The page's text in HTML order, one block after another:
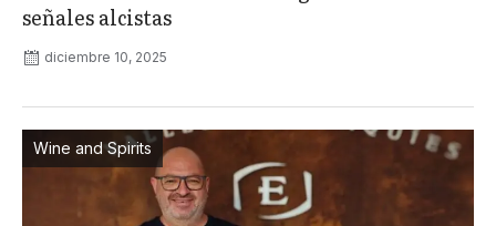
señales alcistas
diciembre 10, 2025
Wine and Spirits